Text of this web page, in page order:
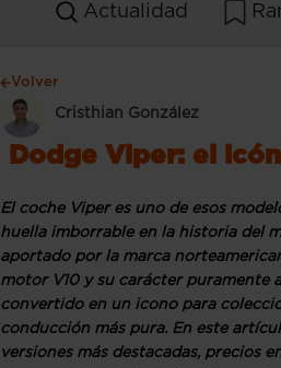
Actualidad
Volver
Cristhian González
Dodge Viper: el
El coche Viper es uno de esos
huella imborrable en la historia del
aportado por la marca
motor V10 y su carácter puramente
convertido en un icono para
conducción más pura. En este
versiones más destacadas, precios